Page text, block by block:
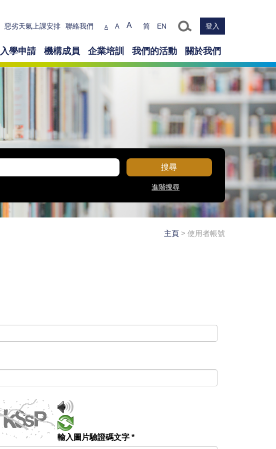
惡劣天氣上課安排 聯絡我們
Text size
A A A 简 EN 登入
入學申請 機構成員 企業培訓 我們的活動 關於我們
搜尋
進階搜尋
主頁 > 使用者帳號
輸入圖片驗證碼文字 *